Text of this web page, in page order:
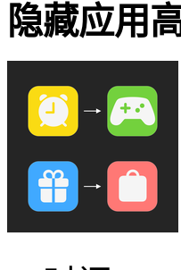
隐藏应用